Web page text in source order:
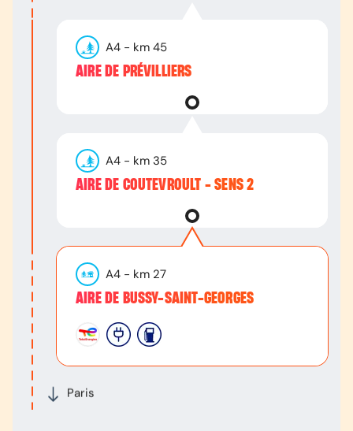
Paris
A4 - km 45
AIRE DE PRÉVILLIERS
A4 - km 35
AIRE DE COUTEVROULT - SENS 2
A4 - km 27
AIRE DE BUSSY-SAINT-GEORGES